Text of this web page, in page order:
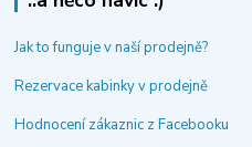
Jak to funguje v naší prodejně?
Rezervace kabinky v prodejně
Hodnocení zákaznic z Facebooku